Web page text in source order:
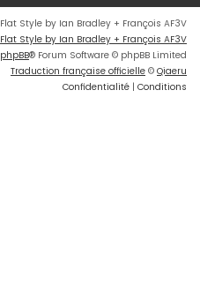
Flat Style by Ian Bradley + François AF3V
Flat Style by Ian Bradley + François AF3V
phpBB® Forum Software © phpBB Limited
Traduction française officielle © Qiaeru
Confidentialité | Conditions